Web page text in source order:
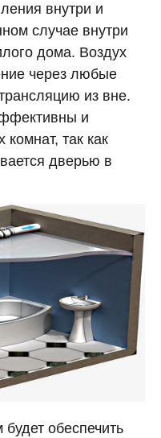
внутри и
случае внутри
дома. Воздух
через любые
из вне.
и
так как
дверью в
обеспечить